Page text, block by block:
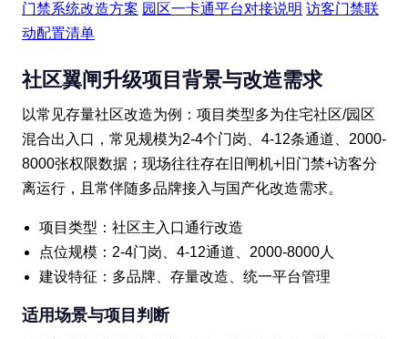
门禁系统改造方案 园区一卡通平台对接说明 访客门禁联
动配置清单
社区翼闸升级项目背景与改造需求
以常见存量社区改造为例：项目类型多为住宅社区/园区
混合出入口，常见规模为2-4个门岗、4-12条通道、2000-
8000张权限数据；现场往往存在旧闸机+旧门禁+访客分
离运行，且常伴随多品牌接入与国产化改造需求。
项目类型：社区主入口通行改造
点位规模：2-4门岗、4-12通道、2000-8000人
建设特征：多品牌、存量改造、统一平台管理
适用场景与项目判断